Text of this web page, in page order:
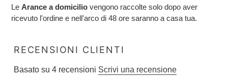
Le Arance a domicilio vengono raccolte solo dopo aver
ricevuto l'ordine e nell'arco di 48 ore saranno a casa tua.
RECENSIONI CLIENTI
Basato su 4 recensioni Scrivi una recensione